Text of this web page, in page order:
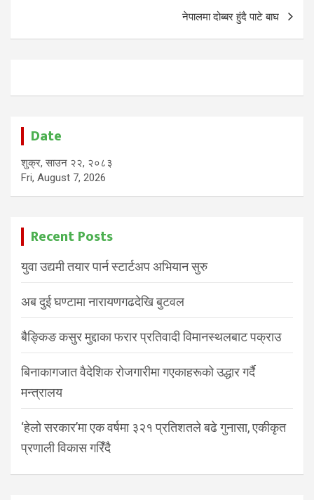
नेपालमा दोब्बर हुंदै पाटे बाघ
Date
शुक्र, साउन २२, २०८३
Fri, August 7, 2026
Recent Posts
युवा उद्यमी तयार पार्न स्टार्टअप अभियान सुरु
अब दुई घण्टामा नारायणगढदेखि बुटवल
बैङ्किङ कसुर मुद्दाका फरार प्रतिवादी विमानस्थलबाट पक्राउ
बिनाकागजात वैदेशिक रोजगारीमा गएकाहरूको उद्धार गर्दै
मन्त्रालय
‘हेलो सरकार’मा एक वर्षमा ३२१ प्रतिशतले बढे गुनासा, एकीकृत
प्रणाली विकास गरिँदै